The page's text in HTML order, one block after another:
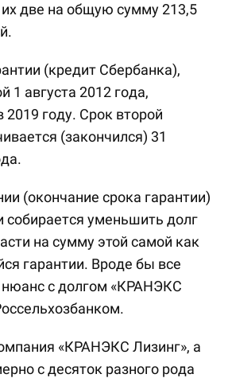
их две на общую сумму 213,5
(кредит Сбербанка),
1 августа 2012 года,
2019 году. Срок второй
(закончился) 31
(окончание срока гарантии)
собирается уменьшить долг
на сумму этой самой как
гарантии. Вроде бы все
нюанс с долгом «КРАНЭКС
«КРАНЭКС Лизинг», а
с десяток разного рода